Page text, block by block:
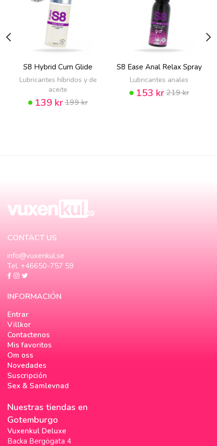
S8 Hybrid Cum Glide
Lubricantes híbridos y de
aceite
139 kr199 kr
S8 Ease Anal Relax Spray
Lubricantes anales
153 kr219 kr
CONTACT US
info@vuxenkul.se
Tel. +46650-757 59
INFORMACIÓN
Entrar
Villkor
Contactenos
Mis favoritos
Om oss
Novedades
Suscripción
Sex & Samlevnad
Nuestras tiendas en
Gotemburgo
Vuxenkul Deluxe
Backa Bergögata 4